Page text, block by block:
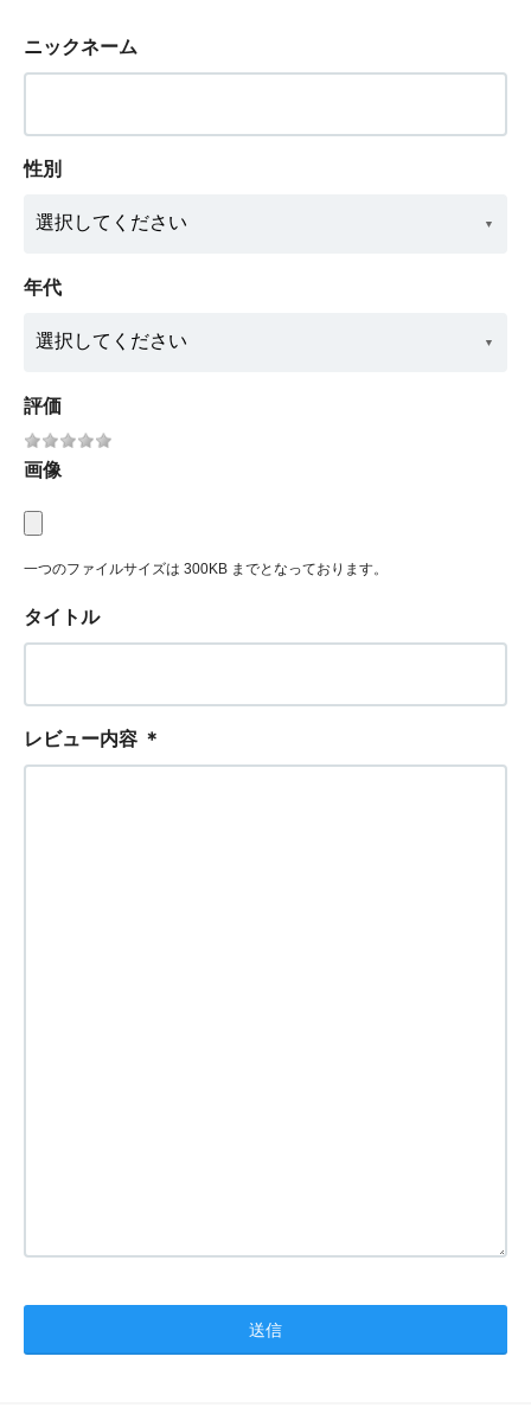
ニックネーム
性別
年代
評価
画像
一つのファイルサイズは 300KB までとなっております。
タイトル
レビュー内容 ＊